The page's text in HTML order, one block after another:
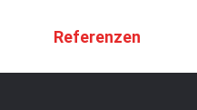
Referenzen